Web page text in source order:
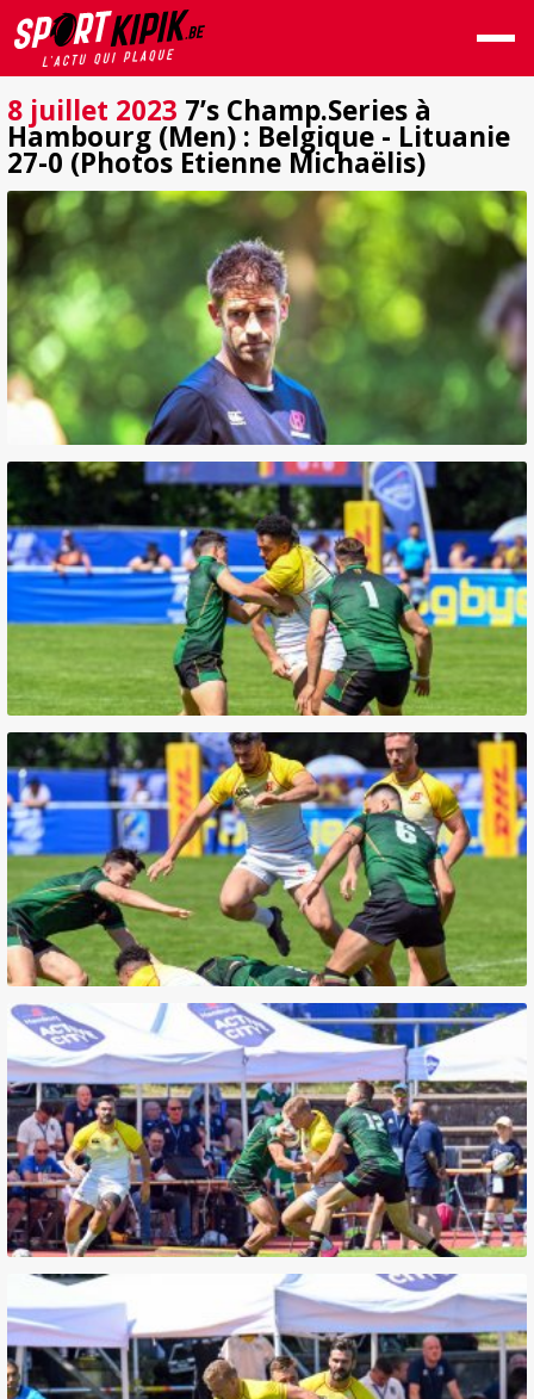
8 juillet 2023 7’s Champ.Series à
Hambourg (Men) : Belgique - Lituanie
27-0 (Photos Etienne Michaëlis)